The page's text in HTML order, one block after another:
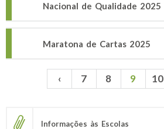
Nacional de Qualidade 2025
Maratona de Cartas 2025
Páginas ‹ 7 8 9 10
Informações às Escolas